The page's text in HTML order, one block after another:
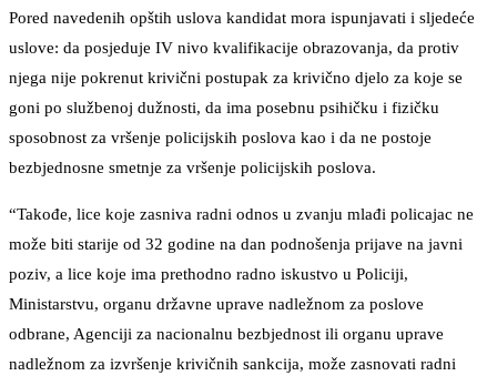
Pored navedenih opštih uslova kandidat mora ispunjavati i sljedeće
uslove: da posjeduje IV nivo kvalifikacije obrazovanja, da protiv
njega nije pokrenut krivični postupak za krivično djelo za koje se
goni po službenoj dužnosti, da ima posebnu psihičku i fizičku
sposobnost za vršenje policijskih poslova kao i da ne postoje
bezbjednosne smetnje za vršenje policijskih poslova.
“Takođe, lice koje zasniva radni odnos u zvanju mlađi policajac ne
može biti starije od 32 godine na dan podnošenja prijave na javni
poziv, a lice koje ima prethodno radno iskustvo u Policiji,
Ministarstvu, organu državne uprave nadležnom za poslove
odbrane, Agenciji za nacionalnu bezbjednost ili organu uprave
nadležnom za izvršenje krivičnih sankcija, može zasnovati radni